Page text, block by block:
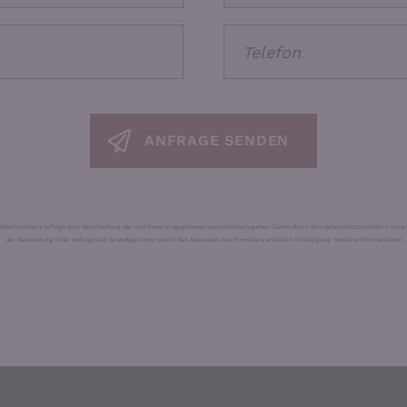
erfolgt eine Verarbeitung der von Ihnen eingegebenen personenbezogenen Daten durch den datenschutzrechtlich
der Bearbeitung Ihrer Anfrage auf Grundlage Ihrer durch das Absenden des Formulars erteilten Einwilligung.
Weitere Informationen